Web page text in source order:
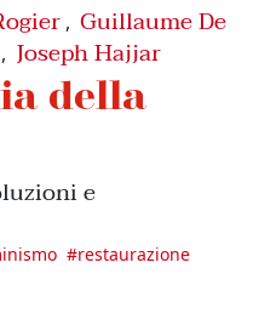
, Guillaume De
, Joseph Hajjar
della
e
#restaurazione